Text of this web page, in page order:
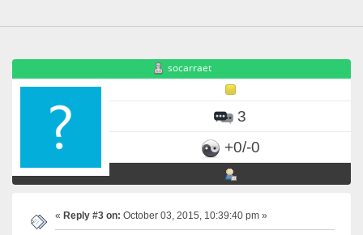
socarraet
3
+0/-0
« Reply #3 on: October 03, 2015, 10:39:40 pm »